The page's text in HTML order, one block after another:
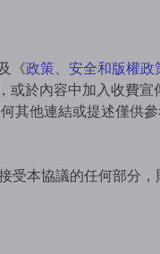
《政策、安全和版權政
或於內容中加入收費
其他連結或提述僅供
受本協議的任何部分，